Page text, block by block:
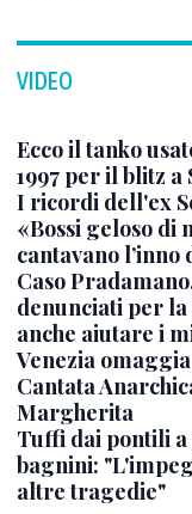
VIDEO
Ecco il tanko
1997 per il blitz a
I ricordi dell'ex
«Bossi geloso di
cantavano l’inno
Caso
denunciati per
anche aiutare i
Venezia
Cantata
Margherita
Tuffi dai pontili a
bagnini:
altre tragedie"